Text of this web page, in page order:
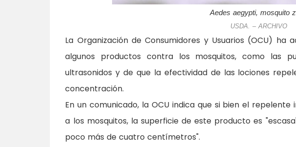
Aedes aegypti, mosquito
USDA. – ARCHIVO
La Organización de Consumidores y Usuarios (OCU)
algunos productos contra los mosquitos, como las
ultrasonidos y de que la efectividad de las lociones
concentración.
En un comunicado, la OCU indica que si bien el
a los mosquitos, la superficie de este producto es
poco más de cuatro centímetros".